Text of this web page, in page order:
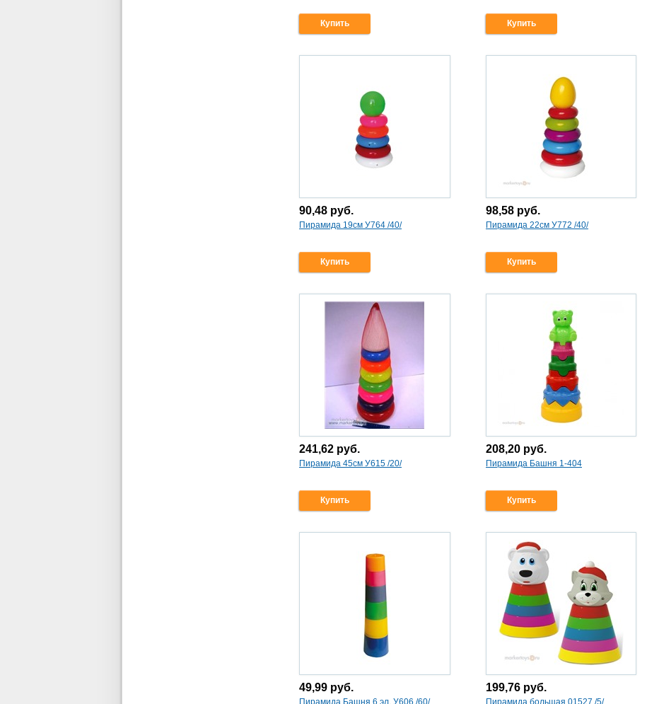
Купить Купить
90,48 руб.
Пирамида 19см У764 /40/
Купить
98,58 руб.
Пирамида 22см У772 /40/
Купить
241,62 руб.
Пирамида 45см У615 /20/
Купить
208,20 руб.
Пирамида Башня 1-404
Купить
49,99 руб.
Пирамида Башня 6 эл. У606 /60/
199,76 руб.
Пирамида большая 01527 /5/